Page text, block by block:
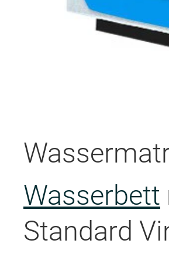
Wasserbett
Standard